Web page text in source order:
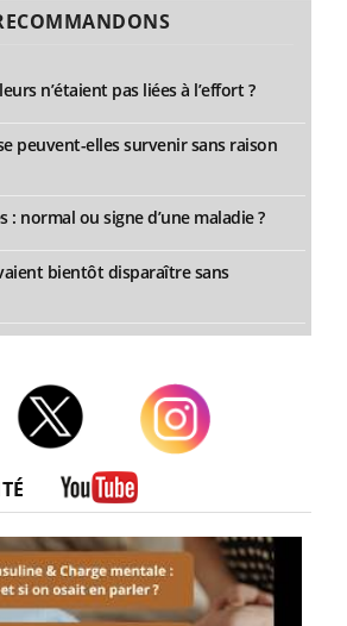
n’étaient pas liées à l’effort ?
peuvent-elles survenir sans raison
: normal ou signe d’une maladie ?
bientôt disparaître sans